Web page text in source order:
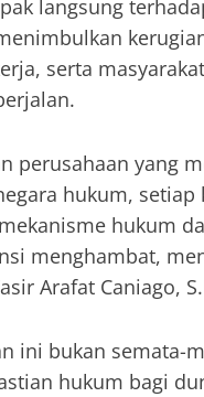
langsung
serta
perusahaan yang
hukum,
hukum
menghambat,
Arafat Caniago,
ini bukan semata-
hukum bagi